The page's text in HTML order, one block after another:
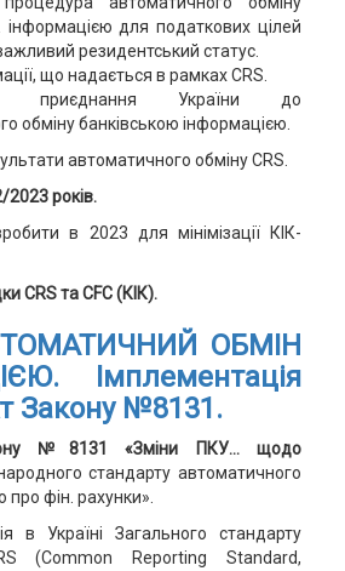
інформацією для податкових цілей
резидентський статус.
що надається в рамках CRS.
приєднання України до
обміну банківською інформацією.
автоматичного обміну CRS.
років.
в 2023 для мінімізації КІК-
CRS та CFC (КІК).
ОБМІН
Імплементація
Закону №8131.
№8131 «Зміни ПКУ… щодо
стандарту автоматичного
про фін. рахунки».
в Україні Загального стандарту
(Common Reporting Standard,